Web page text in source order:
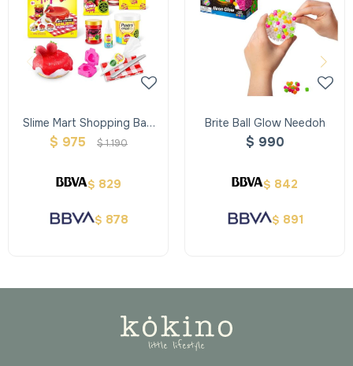
Slime Mart Shopping Bag
Tarta De Frutilla
$ 975 $1.190
$ 829
$ 878
Brite Ball Glow Needoh
$ 990
$ 842
$ 891